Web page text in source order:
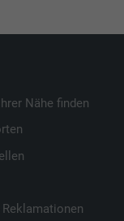
Nähe finden
der
auf